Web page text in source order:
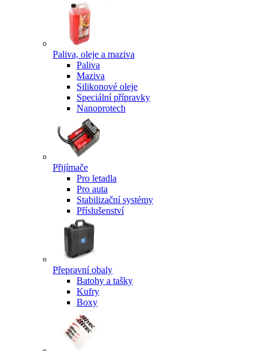
Paliva, oleje a maziva
Paliva
Maziva
Silikonové oleje
Speciální přípravky
Nanoprotech
Přijímače
Pro letadla
Pro auta
Stabilizační systémy
Příslušenství
Přepravní obaly
Batohy a tašky
Kufry
Boxy